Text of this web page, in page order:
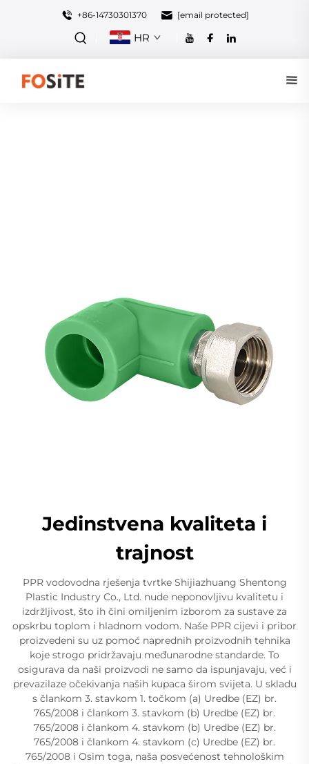
+86-14730301370 [email protected]
HR
Jedinstvena kvaliteta i
trajnost
PPR vodovodna rješenja tvrtke Shijiazhuang Shentong
Plastic Industry Co., Ltd. nude neponovljivu kvalitetu i
izdržljivost, što ih čini omiljenim izborom za sustave za
opskrbu toplom i hladnom vodom. Naše PPR cijevi i pribor
proizvedeni su uz pomoć naprednih proizvodnih tehnika
koje strogo pridržavaju međunarodne standarde. To
osigurava da naši proizvodi ne samo da ispunjavaju, već i
prevazilaze očekivanja naših kupaca širom svijeta. U skladu
s člankom 3. stavkom 1. točkom (a) Uredbe (EZ) br.
765/2008 i člankom 3. stavkom (b) Uredbe (EZ) br.
765/2008 i člankom 4. stavkom (b) Uredbe (EZ) br.
765/2008 i člankom 4. stavkom (c) Uredbe (EZ) br.
765/2008 i Osim toga, naša posvećenost tehnološkim